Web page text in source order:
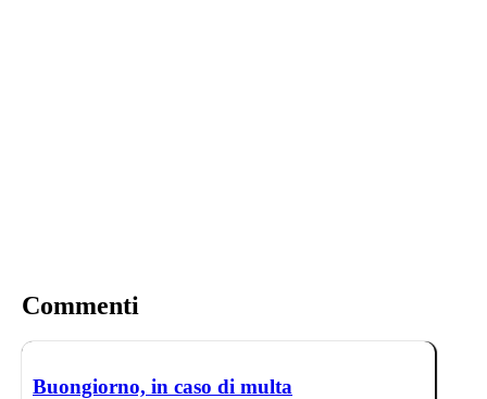
Commenti
Buongiorno, in caso di multa